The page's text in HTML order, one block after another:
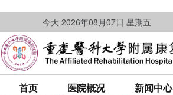
今天 2026年08月07日 星期五
首页 医院概况 新闻中心